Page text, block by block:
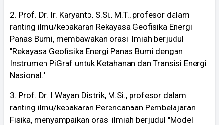
2. Prof. Dr. Ir. Karyanto, S.Si., M.T., profesor dalam
ranting ilmu/kepakaran Rekayasa Geofisika Energi
Panas Bumi, membawakan orasi ilmiah berjudul
"Rekayasa Geofisika Energi Panas Bumi dengan
Instrumen PiGraf untuk Ketahanan dan Transisi Energi
Nasional."
3. Prof. Dr. I Wayan Distrik, M.Si., profesor dalam
ranting ilmu/kepakaran Perencanaan Pembelajaran
Fisika, menyampaikan orasi ilmiah berjudul "Model